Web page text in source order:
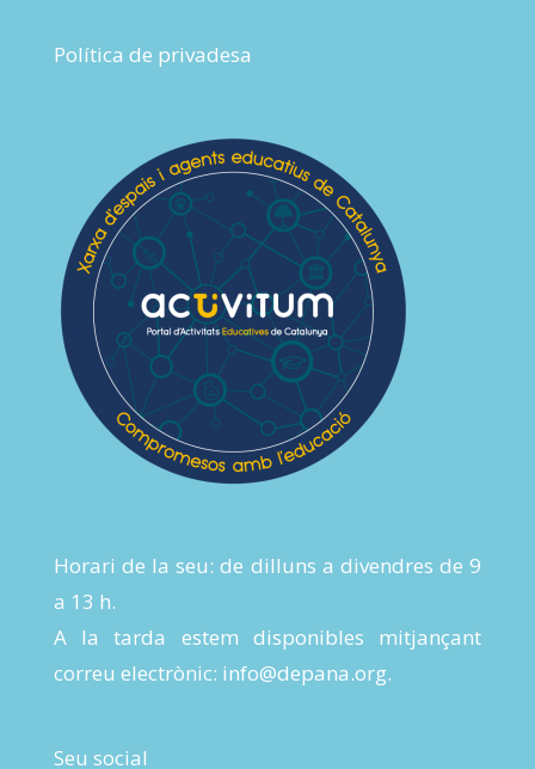
Política de privadesa
Horari de la seu: de dilluns a divendres de 9
a 13 h.
A la tarda estem disponibles mitjançant
correu electrònic: info@depana.org.
Seu social